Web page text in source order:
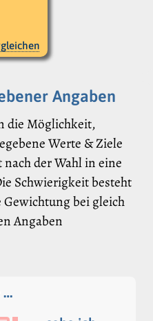
Angaben
die Möglichkeit,
Werte & Ziele
der Wahl in eine
Schwierigkeit besteht
bei gleich
Angaben
…